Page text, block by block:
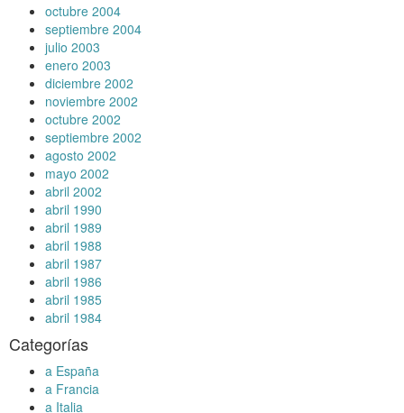
octubre 2004
septiembre 2004
julio 2003
enero 2003
diciembre 2002
noviembre 2002
octubre 2002
septiembre 2002
agosto 2002
mayo 2002
abril 2002
abril 1990
abril 1989
abril 1988
abril 1987
abril 1986
abril 1985
abril 1984
Categorías
a España
a Francia
a Italia